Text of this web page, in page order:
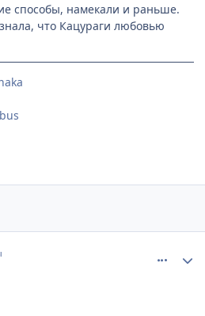
способы, намекали и раньше.
что Кацураги любовью